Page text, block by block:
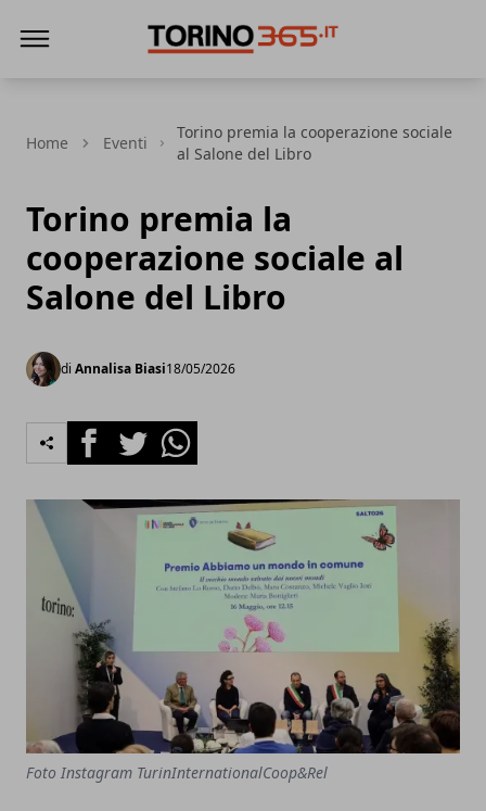
Home Eventi
Torino premia la cooperazione sociale
al Salone del Libro
Torino premia la
cooperazione sociale al
Salone del Libro
di Annalisa Biasi18/05/2026
FacebookTwitterWhatsapp
Foto Instagram TurinInternationalCoop&Rel